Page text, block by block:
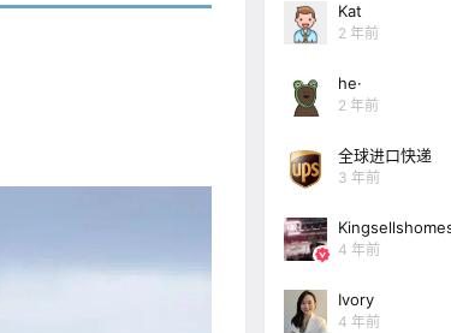
Kat
2 年前
he·
2 年前
全球进口快递
3 年前
4 年前
Ivory
4 年前